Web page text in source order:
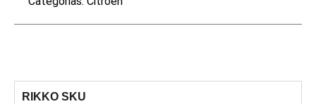
RIKKO SKU